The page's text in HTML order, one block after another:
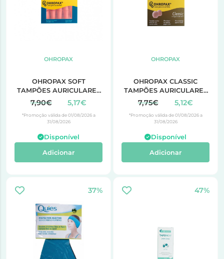
OHROPAX
OHROPAX SOFT
TAMPÕES AURICULARES
DE ESPUMA 10
UNIDADES
7,90€ 5,17€
*Promoção válida de 01/08/2026 a
31/08/2026
Disponível
Adicionar
OHROPAX
OHROPAX CLASSIC
TAMPÕES AURICULARES
CERA 12 UNIDADES
7,75€ 5,12€
*Promoção válida de 01/08/2026 a
31/08/2026
Disponível
Adicionar
37% 47%